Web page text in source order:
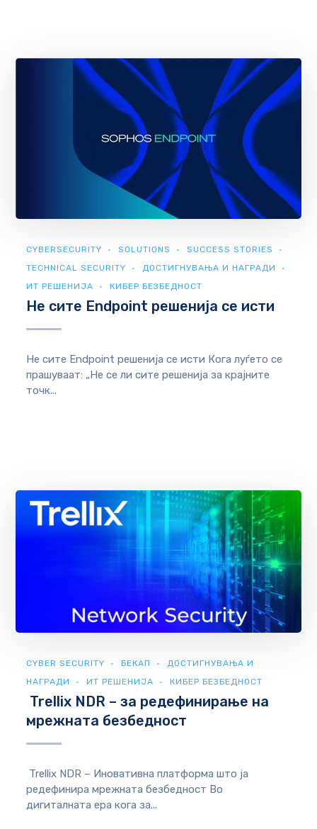
CYBERSECURITY SOLUTIONS
SUCCESS STORIES
TECHNICAL SECURITY
ДОСТИГНУВАЊА И НАГРАДИ
ИТ РЕШЕНИЈА
КИБЕР БЕЗБЕДНОСТ
Не сите Endpoint решенија се исти
Не сите Endpoint решенија се исти Кога луѓето се
прашуваат: „Не се ли сите решенија за крајните
точк...
CYBER SECURITY БЕКАП
ДОСТИГНУВАЊА И
НАГРАДИ
ИТ РЕШЕНИЈА КИБЕР БЕЗБЕДНОСТ
Trellix NDR – за редефинирање на
мрежната безбедност
Trellix NDR – Иновативна платформа што ја
редефинира мрежната безбедност Во
дигиталната ера кога за...